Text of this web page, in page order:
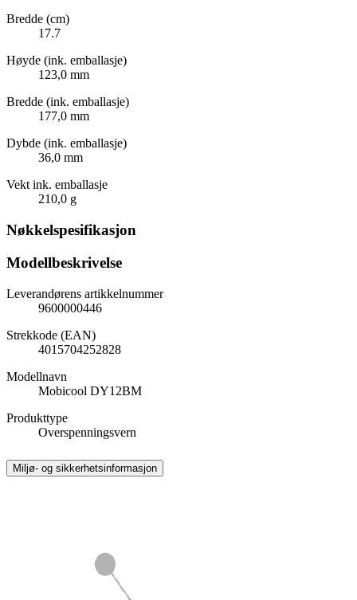
Bredde (cm)
17.7
Høyde (ink. emballasje)
123,0 mm
Bredde (ink. emballasje)
177,0 mm
Dybde (ink. emballasje)
36,0 mm
Vekt ink. emballasje
210,0 g
Nøkkelspesifikasjon
Modellbeskrivelse
Leverandørens artikkelnummer
9600000446
Strekkode (EAN)
4015704252828
Modellnavn
Mobicool DY12BM
Produkttype
Overspenningsvern
Miljø- og sikkerhetsinformasjon